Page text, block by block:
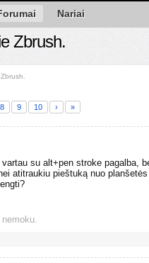
Nariai
Zbrush.
8 9 10 › »
vartau su alt+pen stroke pagalba,
atitraukiu pieštuką nuo